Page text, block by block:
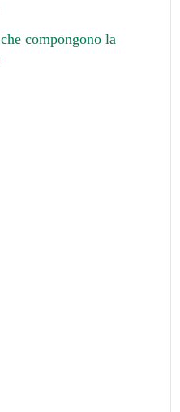
compongono la